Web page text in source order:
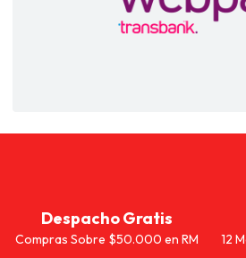
Despacho Gratis
Compras Sobre $50.000 en RM 12